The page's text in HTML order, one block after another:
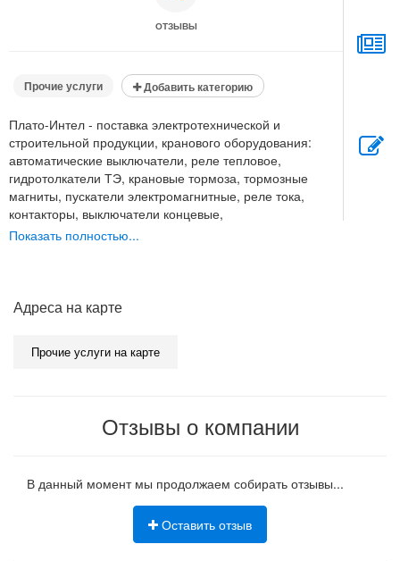
ОТЗЫВЫ
Прочие услуги Добавить категорию
Плато-Интел - поставка электротехнической и
строительной продукции, кранового оборудования:
автоматические выключатели, реле тепловое,
гидротолкатели ТЭ, крановые тормоза, тормозные
магниты, пускатели электромагнитные, реле тока,
контакторы, выключатели концевые,
командокотроллеры, электромагниты. Работаем со
Показать полностью...
Адреса на карте
Прочие услуги на карте
Отзывы о компании
В данный момент мы продолжаем собирать отзывы...
Оставить отзыв